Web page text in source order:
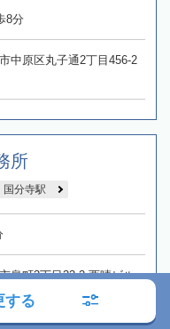
8分
中原区丸子通2丁目456-2
所
国分寺駅
泉町3丁目33-2 西晴ビル
する